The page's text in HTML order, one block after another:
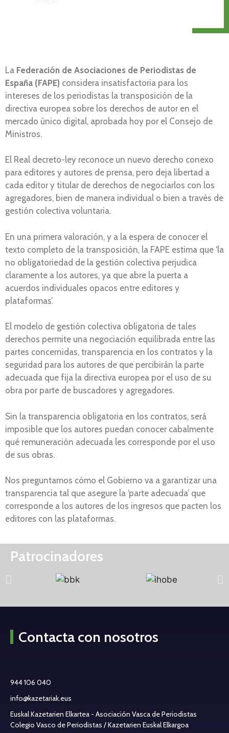
La Federación de Asociaciones de Periodistas de
España (FAPE) considera insatisfactoria para los
intereses de los periodistas la transposición de la
directiva europea sobre los derechos de autor en el
mercado único digital, aprobada hoy por el Consejo de
Ministros.
El Real decreto-ley reconoce un nuevo derecho conexo
para editores y autores de prensa, pero deja libertad a
cada editor y titular de derechos de negociarlos con los
agregadores, bien de manera individual o bien a través de
gestión colectiva voluntaria.
En una primera valoración, y a la espera de conocer el
texto completo de la transposición, la FAPE estima que ‘la
no obligatoriedad de la gestión colectiva perjudica
claramente a los autores, ya que abre la puerta a
acuerdos individuales opacos entre editores y
plataformas’.
El modelo de gestión colectiva obligatoria de tales
derechos permite una negociación equilibrada entre las
partes concernidas, transparencia en los contratos y la
seguridad para los autores de que percibirán la parte
adecuada que fija la directiva europea por el uso de su
obra por parte de buscadores y agregadores.
Sin la transparencia obligatoria en los contratos, será
imposible que los autores puedan conocer cabalmente
qué remuneración adecuada les corresponde por el uso
de sus obras.
Nos preguntamos cómo el Gobierno va a garantizar una
transparencia tal que asegure la ‘parte adecuada’ que
corresponde a los autores de los ingresos que pacten los
editores con las plataformas.
Patrocinadores
Contacta con nosotros
944 106 040
info@kazetariak.eus
Euskal Kazetarien Elkartea - Asociación Vasca de Periodistas
Colegio Vasco de Periodistas / Kazetarien Euskal Elkargoa